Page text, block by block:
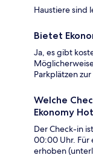
Haustiere sind
Bietet
Ja, es gibt
Parkplätzen
Welche
Ekonomy
Der Check-in
00:00 Uhr. Für
erhoben